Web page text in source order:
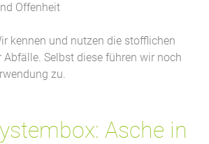
Offenheit
kennen und nutzen die stofflichen
Abfälle. Selbst diese führen wir noch
zu.
Asche in